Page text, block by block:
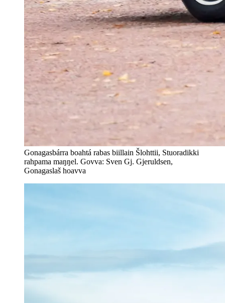
Gonagasbárra boahtá rabas biillain Šlohttii, Stuoradikki
rahpama maŋŋel. Govva: Sven Gj. Gjeruldsen,
Gonagaslaš hoavva